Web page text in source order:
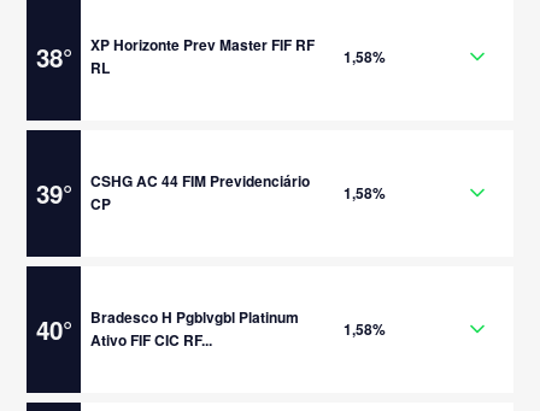
38°
XP Horizonte Prev Master FIF RF
RL
1,58%
39°
CSHG AC 44 FIM Previdenciário
CP
1,58%
40°
Bradesco H Pgblvgbl Platinum
Ativo FIF CIC RF...
1,58%